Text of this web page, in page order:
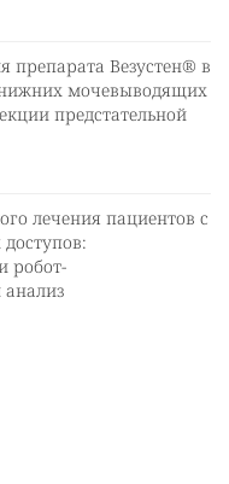
препарата Везустен® в
мочевыводящих
предстательной
лечения пациентов с
робот-
анализ